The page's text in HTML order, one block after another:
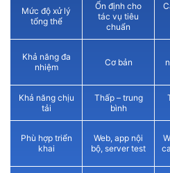
Mức độ xử lý
tổng thể
Ổn định cho
tác vụ tiêu
chuẩn
Khả năng đa
nhiệm
Cơ bản
Khả năng chịu
tải
Thấp – trung
bình
Phù hợp triển
khai
Web, app nội
bộ, server test